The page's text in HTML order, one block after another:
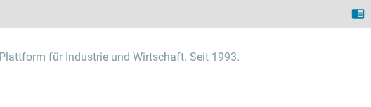
Plattform für Industrie und Wirtschaft. Seit 1993.